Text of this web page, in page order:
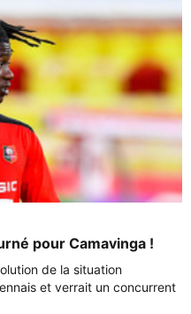
pour Camavinga !
de la situation
et verrait un concurrent